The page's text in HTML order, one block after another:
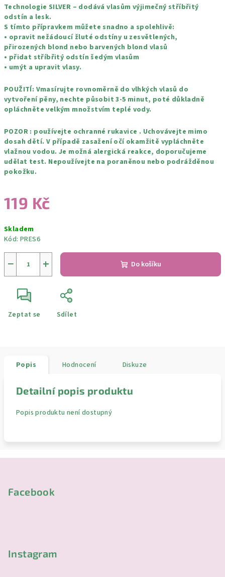
Technologie SILVER – dodává vlasům výjimečný stříbřitý
odstín a lesk.
S tímto přípravkem můžete snadno a spolehlivě:
• opravit nežádoucí žluté odstíny u zesvětlených,
přirozených blond nebo barvených blond vlasů
• přidat stříbřitý odstín šedým vlasům
• umýt a upravit vlasy.
POUŽITÍ: Vmasírujte rovnoměrně do vlhkých vlasů do
vytvoření pěny, nechte působit 3-5 minut, poté důkladně
opláchněte velkým množstvím teplé vody.
POZOR : používejte ochranné rukavice . Uchovávejte mimo
dosah dětí. V případě zasažení očí okamžitě vypláchněte
vlažnou vodou. Je možná alergická reakce, doporučujeme
udělat test. Nepoužívejte na poraněnou nebo podrážděnou
pokožku.
119 Kč
cena:
Skladem
Kód: PRES6
+
− Do košíku
Zeptat se Sdílet
Popis Hodnocení Diskuze
Detailní popis produktu
Popis produktu není dostupný
Facebook
Instagram